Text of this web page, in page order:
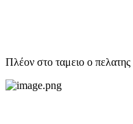
Πλέον στο ταμειο ο